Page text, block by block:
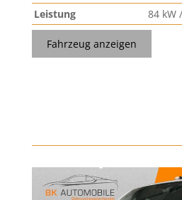
Leistung
84 kW
Fahrzeug anzeigen